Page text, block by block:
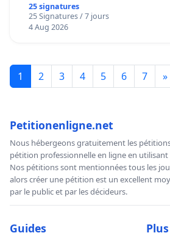
25 signatures
25 Signatures / 7 jours
4 Aug 2026
1 2 3 4 5 6 7 »
Petitionenligne.net
Nous hébergeons gratuitement les
pétition professionnelle en ligne en
Nos pétitions sont mentionnées tous les
alors créer une pétition est un excellent
par le public et par les décideurs.
Guides Plus